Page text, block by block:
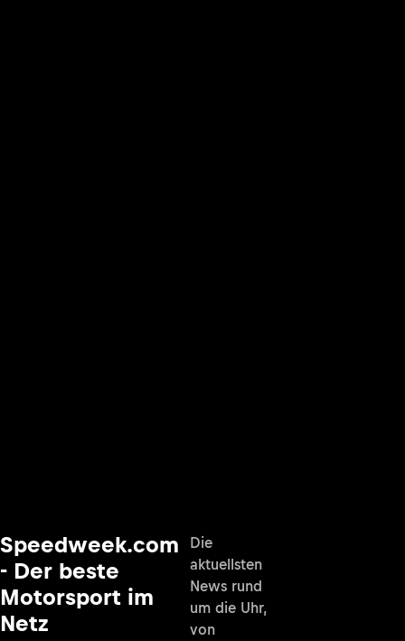
Speedweek.com
- Der beste
Motorsport im
Netz
Die
aktuellsten
News rund
um die Uhr,
von